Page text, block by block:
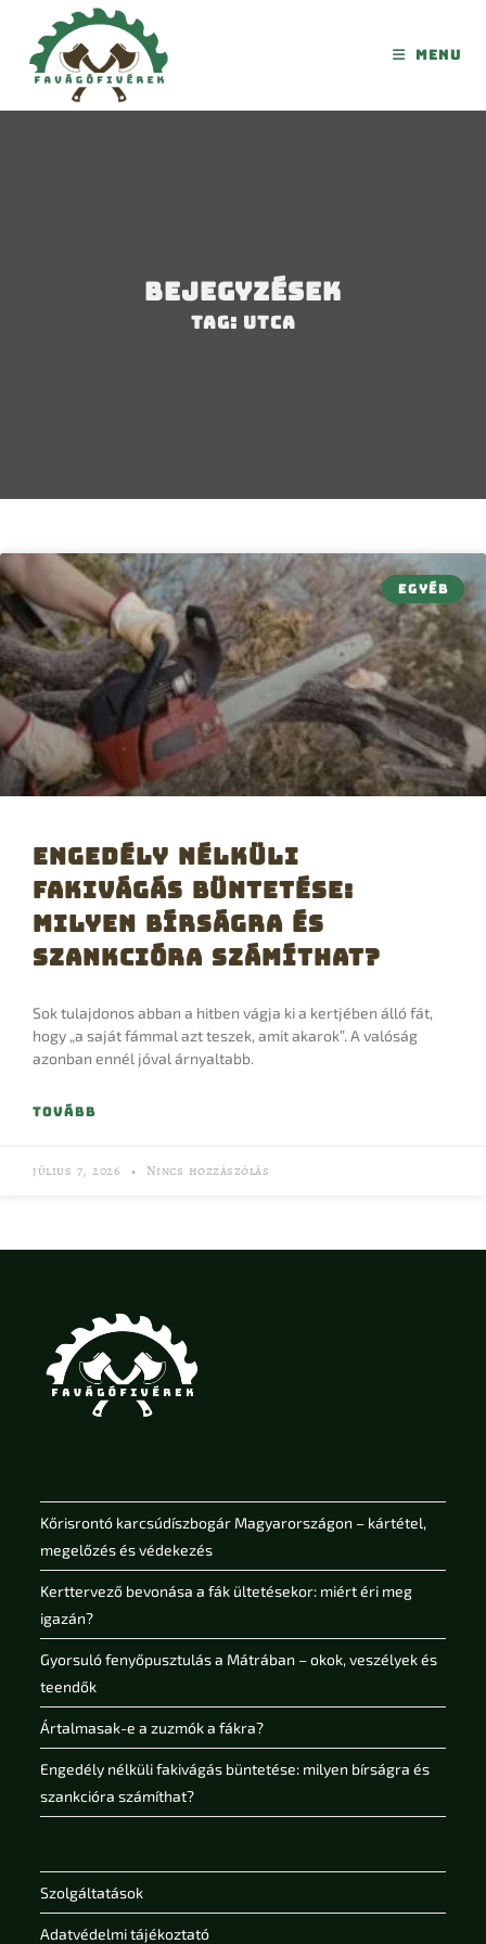
Menu
Bejegyzések
Tag: utca
EGYÉB
Engedély nélküli
fakivágás büntetése:
milyen bírságra és
szankcióra számíthat?
Sok tulajdonos abban a hitben vágja ki a kertjében álló fát,
hogy „a saját fámmal azt teszek, amit akarok”. A valóság
azonban ennél jóval árnyaltabb.
TOVÁBB
július 7, 2026 Nincs hozzászólás
Kőrisrontó karcsúdíszbogár Magyarországon – kártétel,
megelőzés és védekezés
Kerttervező bevonása a fák ültetésekor: miért éri meg
igazán?
Gyorsuló fenyőpusztulás a Mátrában – okok, veszélyek és
teendők
Ártalmasak-e a zuzmók a fákra?
Engedély nélküli fakivágás büntetése: milyen bírságra és
szankcióra számíthat?
Szolgáltatások
Adatvédelmi tájékoztató